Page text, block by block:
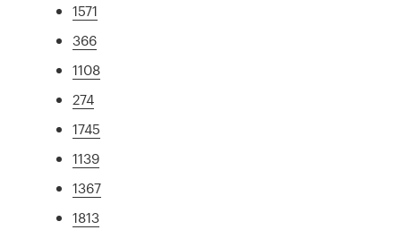
1571
366
1108
274
1745
1139
1367
1813